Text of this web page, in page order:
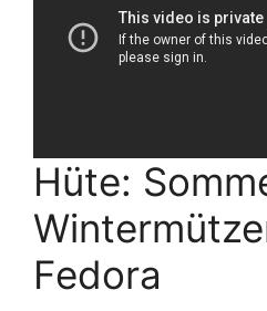
Hüte:
Fedora